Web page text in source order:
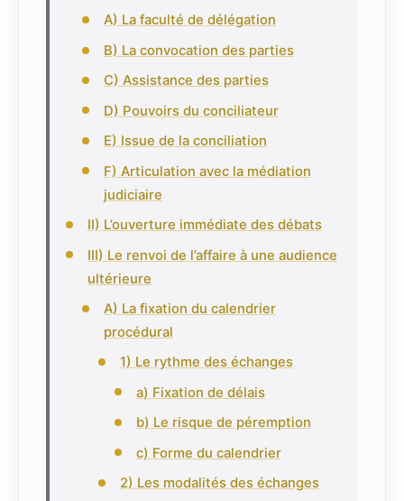
A) La faculté de délégation
B) La convocation des parties
C) Assistance des parties
D) Pouvoirs du conciliateur
E) Issue de la conciliation
F) Articulation avec la médiation
judiciaire
II) L’ouverture immédiate des débats
III) Le renvoi de l’affaire à une audience
ultérieure
A) La fixation du calendrier
procédural
1) Le rythme des échanges
a) Fixation de délais
b) Le risque de péremption
c) Forme du calendrier
2) Les modalités des échanges